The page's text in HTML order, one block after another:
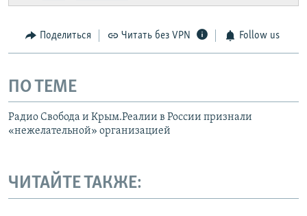
установить VPN
Поделиться Читать без VPN Follow us
ПО ТЕМЕ
Радио Свобода и Крым.Реалии в России признали
«нежелательной» организацией
ЧИТАЙТЕ ТАКЖЕ: